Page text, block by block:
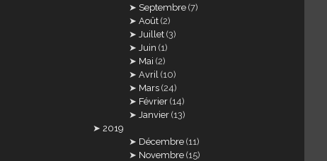
Septembre (7)
Août (2)
Juillet (3)
Juin (1)
Mai (2)
Avril (10)
Mars (24)
Février (14)
Janvier (13)
2019
Décembre (11)
Novembre (15)